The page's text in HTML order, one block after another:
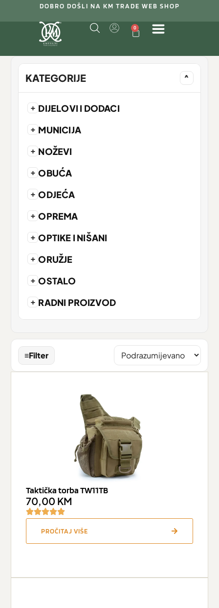
DOBRO DOŠLI NA KM TRADE WEB SHOP
0
KATEGORIJE ^
+ DIJELOVI I DODACI
+ MUNICIJA
+ NOŽEVI
+ OBUĆA
+ ODJEĆA
+ OPREMA
+ OPTIKE I NIŠANI
+ ORUŽJE
+ OSTALO
+ RADNI PROIZVOD
≡Filter
Taktička torba TW11TB
70,00 KM
PROČITAJ VIŠE